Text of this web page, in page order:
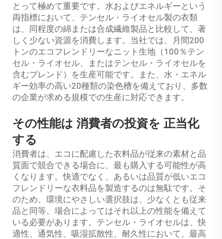
とって極めて重要です。水およびエネルギーという
両指標において、テンセル・ライオセル製の衣類
は、同程度の綿または合成繊維製品と比較して、著
しく少ない資源を消費します。当社では、月間200
トンのエコフレンドリーなニット生地（100％テン
セル・ライオセル、またはテンセル・ライオセルを
含むブレンド）を生産可能です。また、水・エネル
ギー効率の高い20種類の染色槽を備えており、多数
の企業が求める規模での生産に対応できます。
その性能は 消費者の投資を 正当化
する
消費者は、エコに配慮した衣料品が従来の素材と品
質面で競合できる場合に、最も購入する可能性が高
くなります。快適でなく、あるいは品質が低いエコ
フレンドリーな衣料品を製造するのは無駄です。そ
のため、環境にやさしい選択肢は、少なくとも従来
品と同等、場合によってはそれ以上の性能を備えて
いる必要があります。テンセル・ライオセルは、快
適性、通気性、吸湿拡散性、耐久性において、最高